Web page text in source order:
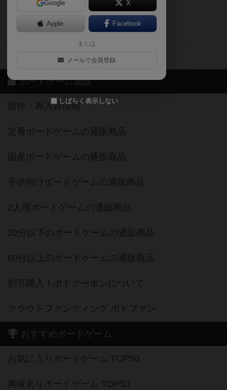
Google X
Apple Facebook
または
メールで会員登録
しばらく表示しない
ボドとも・会員一覧
ボードゲーム業界コラム
ボドゲーマご利用案内
ボードゲーム通販
新作・再入荷情報
定番ボードゲームの通販商品
国産ボードゲームの通販商品
子供向けボードゲームの通販商品
2人用ボードゲームの通販商品
20分以下のボードゲームの通販商品
60分以上のボードゲームの通販商品
割引購入！ボドクーポンについて
クラウドファンディング ボドファン
おすすめボードゲーム
お気に入りボードゲーム TOP50
興味ありボードゲーム TOP50